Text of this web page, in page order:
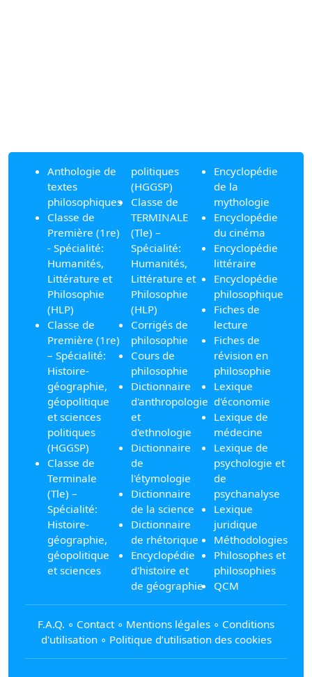
Anthologie de
textes
philosophiques
Classe de
Première (1re)
- Spécialité:
Humanités,
Littérature et
Philosophie
(HLP)
Classe de
Première (1re)
– Spécialité:
Histoire-
géographie,
géopolitique
et sciences
politiques
(HGGSP)
Classe de
Terminale
(Tle) –
Spécialité:
Histoire-
géographie,
géopolitique
et sciences
politiques
(HGGSP)
Classe de
TERMINALE
(Tle) –
Spécialité:
Humanités,
Littérature et
Philosophie
(HLP)
Corrigés de
philosophie
Cours de
philosophie
Dictionnaire
d'anthropologie
et
d'ethnologie
Dictionnaire
de
l'étymologie
Dictionnaire
de la science
Dictionnaire
de rhétorique
Encyclopédie
d'histoire et
de géographie
Encyclopédie
de la
mythologie
Encyclopédie
du cinéma
Encyclopédie
littéraire
Encyclopédie
philosophique
Fiches de
lecture
Fiches de
révision en
philosophie
Lexique
d'économie
Lexique de
médecine
Lexique de
psychologie et
de
psychanalyse
Lexique
juridique
Méthodologies
Philosophes et
philosophies
QCM
F.A.Q. ∘ Contact∘ Mentions légales ∘ Conditions
d'utilisation∘ Politique d’utilisation des cookies